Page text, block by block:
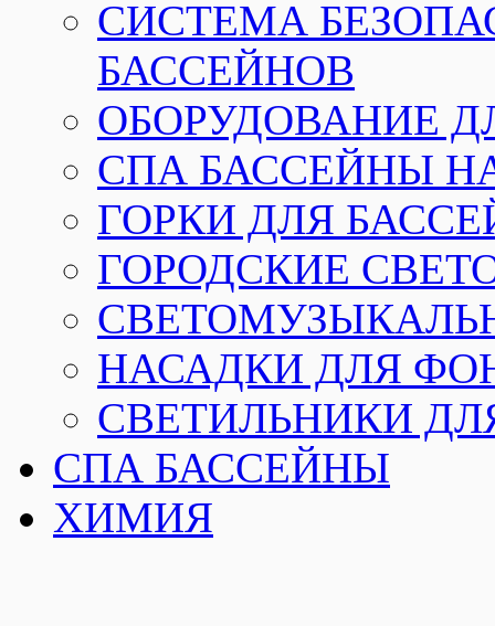
СИСТЕМА
БАССЕЙНОВ
ОБОРУДОВАНИЕ
СПА БАССЕЙНЫ
ГОРКИ ДЛЯ
ГОРОДСКИЕ
НАСАДКИ ДЛЯ
СВЕТИЛЬНИКИ
СПА БАССЕЙНЫ
ХИМИЯ